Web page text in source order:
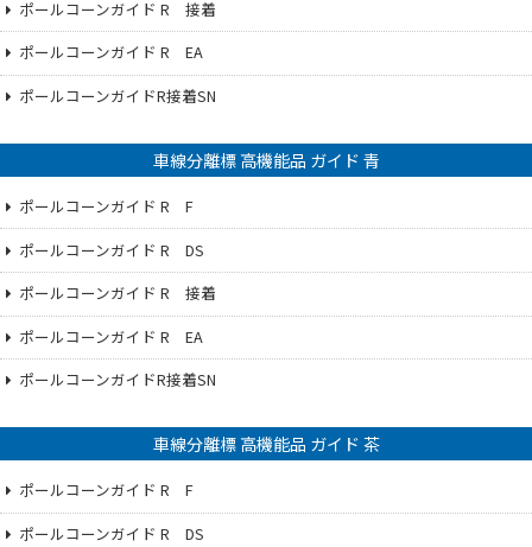
ポールコーンガイド R 接着
ポールコーンガイド R EA
ポールコーンガイドR接着SN
車線分離標 高機能品 ガイド 青
ポールコーンガイド R F
ポールコーンガイド R DS
ポールコーンガイド R 接着
ポールコーンガイド R EA
ポールコーンガイドR接着SN
車線分離標 高機能品 ガイド 茶
ポールコーンガイド R F
ポールコーンガイド R DS